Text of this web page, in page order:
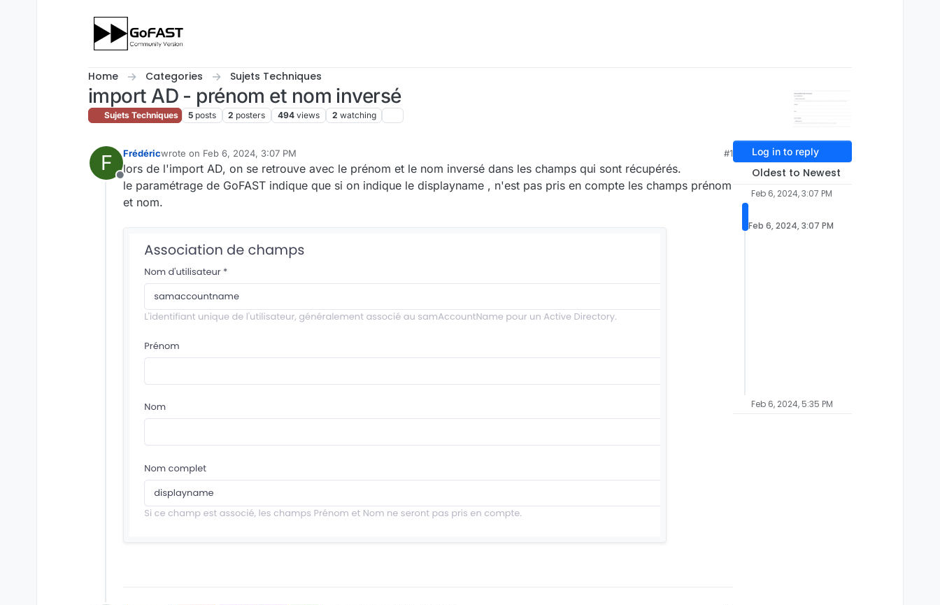
Home Categories Sujets Techniques
import AD - prénom et nom inversé
Sujets Techniques 5 posts 2 posters 494 views 2 watching
F
Offline
Frédéricwrote on Feb 6, 2024, 3:07 PM
last edited by
#1
lors de l'import AD, on se retrouve avec le prénom et le nom inversé dans les champs qui sont récupérés.
le paramétrage de GoFAST indique que si on indique le displayname , n'est pas pris en compte les champs prénom
et nom.
Log in to reply
Oldest to Newest
Feb 6, 2024, 3:07 PM
Feb 6, 2024, 3:07 PM
Feb 6, 2024, 5:35 PM